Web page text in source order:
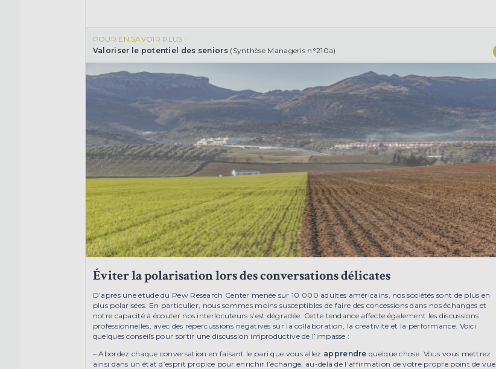
POUR EN SAVOIR PLUS :
Valoriser le potentiel des seniors (Synthèse Manageris n°210a)
Éviter la polarisation lors des conversations délicates
D’après une étude du Pew Research Center menée sur 10 000 adultes américains, nos sociétés sont de plus en
plus polarisées. En particulier, nous sommes moins susceptibles de faire des concessions dans nos échanges et
notre capacité à écouter nos interlocuteurs s’est dégradée. Cette tendance affecte également les discussions
professionnelles, avec des répercussions négatives sur la collaboration, la créativité et la performance. Voici
quelques conseils pour sortir une discussion improductive de l’impasse :
– Abordez chaque conversation en faisant le pari que vous allez apprendre quelque chose. Vous vous mettrez
ainsi dans un état d’esprit propice pour enrichir l’échange, au-delà de l’affirmation de votre propre point de vue.